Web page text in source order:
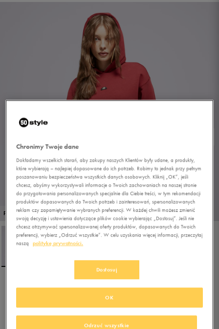
PROMO: DO -30%
ELLESSE BLUZA Z
BRGND CROPPED HOODY
Chronimy Twoje dane
Dokładamy wszelkich starań, aby zakupy naszych Klientów były udane, a produkty,
które wybierają – najlepiej dopasowane do ich potrzeb. Robimy to jednak przy pełnym
poszanowaniu bezpieczeństwa wszystkich danych osobowych. Kliknij „OK”, jeśli
chcesz, abyśmy wykorzystywali informacje o Twoich zachowaniach na naszej stronie
do przygotowania personalizowanych specjalnie dla Ciebie treści, w tym rekomendacji
produktów dopasowanych do Twoich potrzeb i zainteresowań, spersonalizowanych
reklam czy zapamiętywanie wybranych preferencji. W każdej chwili możesz zmienić
swoją decyzję i ustawienia dotyczące plików cookie wybierając „Dostosuj”. Jeśli nie
chcesz otrzymywać spersonalizowanej oferty produktów, dopasowanych do Twoich
preferencji, wybierz „Odrzuć wszystkie”. W celu uzyskania więcej informacji, przeczytaj
naszą
politykę prywatności.
Dostosuj
Odrzuć wszystkie
OK